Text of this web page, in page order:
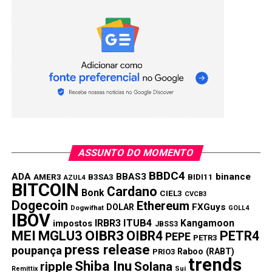
promissoras?
Podemos definir criptomoedas promissoras como
aquelas cujo potencial de valorização é alto. Investidores
compram essas criptomoedas esperando que passem
por fortes valorizações. Dessa maneira, o valor de seus
portfólios aumentará, dando-lhes ganhos consideráveis
O conceito de “promissor” no
mercado cripto
Não existe um consenso nem quanto às características
que permitem distinguir uma criptomoeda como
promissora. Nem sequer há critérios consensuais de
desempenho através dos quais distinguir as
criptomoedas que fizeram jus à sua identificação como
promissoras daquelas que não o fizeram.
ASSUNTO DO MOMENTO
ADA AMER3 AZUL4 B3SA3 BBAS3 BBDC4 BIDI11 binance
BITCOIN Bonk Cardano CIEL3 CVCB3
Dogecoin Dogwifhat DOLAR Ethereum FXGuys GOLL4
IBOV impostos IRBR3 ITUB4 JBSS3 Kangamoon
MEI MGLU3 OIBR3 OIBR4 PEPE PETR3 PETR4
poupança press release PRIO3 Raboo (RABT)
Remittix ripple Shiba Inu Solana Sui trends